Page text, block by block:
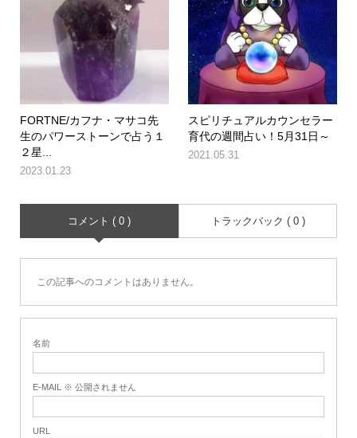
FORTNE/カフナ・マサコ先
生のパワーストーンで占う１
２星...
2023.01.23
スピリチュアルカウンセラー
育代の週間占い！5月31日～
2021.05.31
コメント ( 0 ) トラックバック ( 0 )
この記事へのコメントはありません。
名前
E-MAIL ※ 公開されません
URL